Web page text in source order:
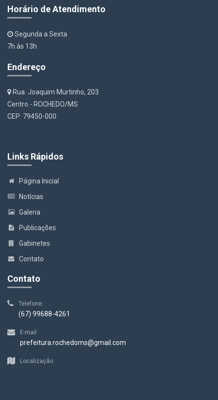
Horário de Atendimento
Segunda a Sexta
7h às 13h
Endereço
Rua. Joaquim Murtinho, 203
Centro - ROCHEDO/MS
CEP: 79450-000
Links Rápidos
Página Inicial
Notícias
Galeria
Publicações
Gabinetes
Contato
Contato
Telefone:
(67) 99688-4261
E-mail:
prefeitura.rochedoms@gmail.com
Localização: